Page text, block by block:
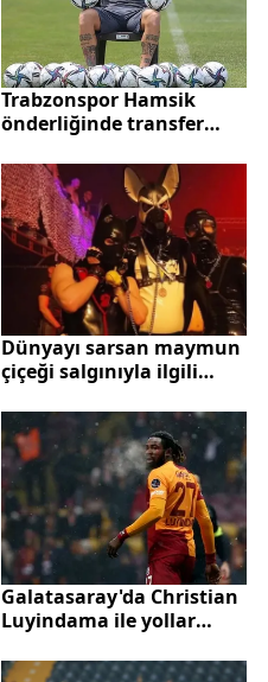
Trabzonspor Hamsik
önderliğinde transfer
Mertens harekatında son
durum
Dünyayı sarsan maymun
çiçeği salgınıyla ilgili
'fetiş' festivalinden
yayılmış
Galatasaray'da Christian
Luyindama ile yollar
opsiyonlu kiralık...